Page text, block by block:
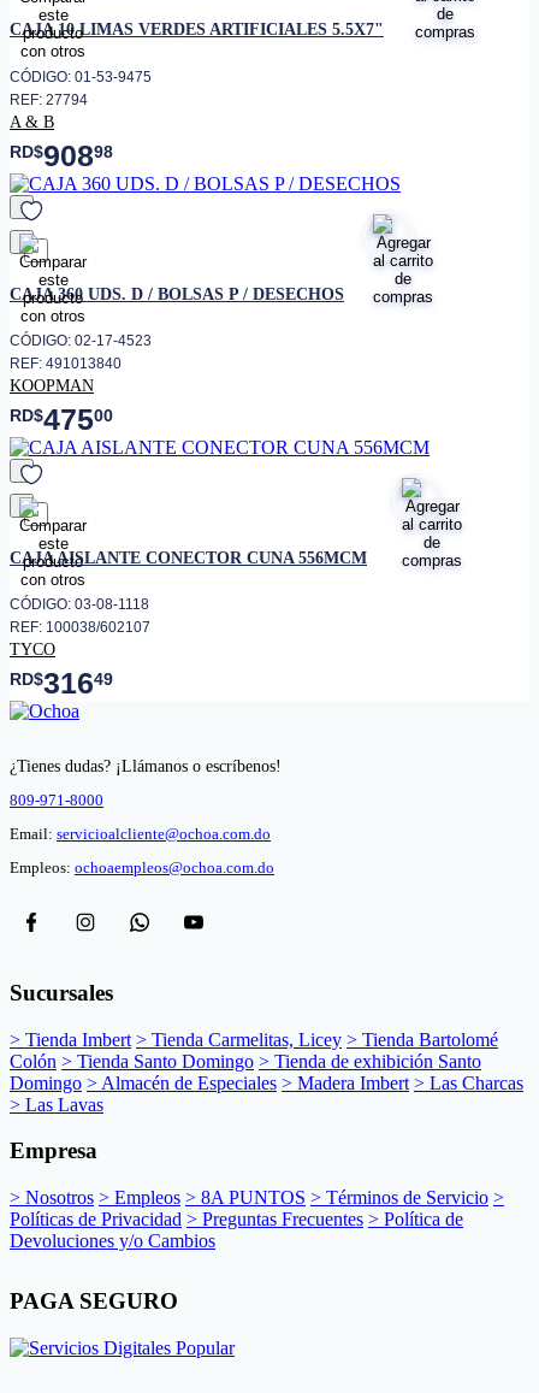
favorito
CAJA 10 LIMAS VERDES ARTIFICIALES 5.5X7"
CÓDIGO: 01-53-9475
REF: 27794
A & B
RD$90898
favorito
CAJA 360 UDS. D / BOLSAS P / DESECHOS
CÓDIGO: 02-17-4523
REF: 491013840
KOOPMAN
RD$47500
favorito
CAJA AISLANTE CONECTOR CUNA 556MCM
CÓDIGO: 03-08-1118
REF: 100038/602107
TYCO
RD$31649
¿Tienes dudas? ¡Llámanos o escríbenos!
809-971-8000
Email: servicioalcliente@ochoa.com.do
Empleos: ochoaempleos@ochoa.com.do
Sucursales
> Tienda Imbert > Tienda Carmelitas, Licey > Tienda Bartolomé
Colón > Tienda Santo Domingo > Tienda de exhibición Santo
Domingo > Almacén de Especiales > Madera Imbert > Las Charcas
> Las Lavas
Empresa
> Nosotros > Empleos > 8A PUNTOS > Términos de Servicio >
Políticas de Privacidad > Preguntas Frecuentes > Política de
Devoluciones y/o Cambios
PAGA SEGURO